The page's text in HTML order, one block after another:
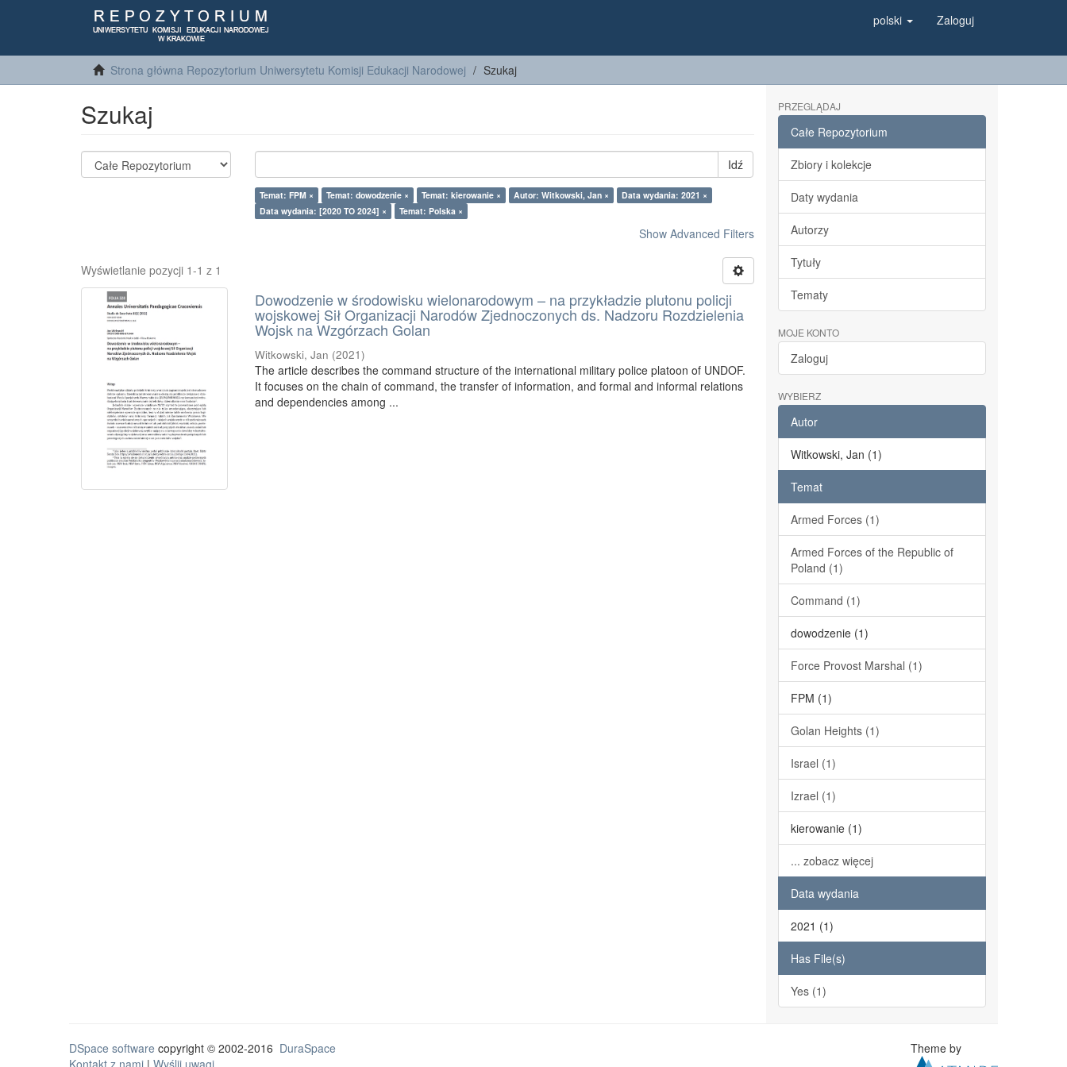
polski Zaloguj
Strona główna Repozytorium Uniwersytetu Komisji Edukacji Narodowej Szukaj
Szukaj
Idź
Temat: FPM × Temat: dowodzenie × Temat: kierowanie × Autor: Witkowski, Jan ×
Data wydania: 2021 ×
Data wydania: [2020 TO 2024] ×
Temat: Polska ×
Show Advanced Filters
Wyświetlanie pozycji 1-1 z 1
Dowodzenie w środowisku wielonarodowym – na przykładzie plutonu policji
wojskowej Sił Organizacji Narodów Zjednoczonych ds. Nadzoru Rozdzielenia
Wojsk na Wzgórzach Golan
Witkowski, Jan (2021)
The article describes the command structure of the international military police platoon of UNDOF.
It focuses on the chain of command, the transfer of information, and formal and informal relations
and dependencies among ...
PRZEGLĄDAJ
Całe Repozytorium
Zbiory i kolekcje
Daty wydania
Autorzy
Tytuły
Tematy
MOJE KONTO
Zaloguj
WYBIERZ
Autor
Witkowski, Jan (1)
Temat
Armed Forces (1)
Armed Forces of the Republic of
Poland (1)
Command (1)
dowodzenie (1)
Force Provost Marshal (1)
FPM (1)
Golan Heights (1)
Israel (1)
Izrael (1)
kierowanie (1)
... zobacz więcej
Data wydania
2021 (1)
Has File(s)
Yes (1)
DSpace software copyright © 2002-2016 DuraSpace
Kontakt z nami | Wyślij uwagi
Theme by